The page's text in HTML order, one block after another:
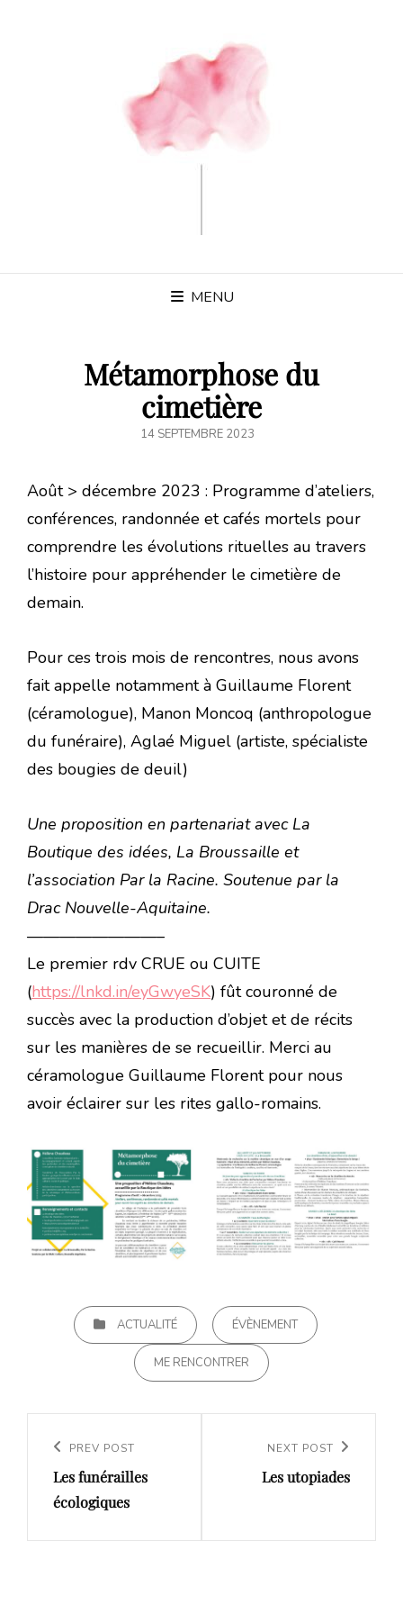
MENU
Métamorphose du
cimetière
POSTED
14 SEPTEMBRE 2023
Août > décembre 2023 : Programme d’ateliers,
conférences, randonnée et cafés mortels pour
comprendre les évolutions rituelles au travers
l’histoire pour appréhender le cimetière de
demain.
Pour ces trois mois de rencontres, nous avons
fait appelle notamment à Guillaume Florent
(céramologue), Manon Moncoq (anthropologue
du funéraire), Aglaé Miguel (artiste, spécialiste
des bougies de deuil)
Une proposition en partenariat avec La
Boutique des idées, La Broussaille et
l’association Par la Racine. Soutenue par la
Drac Nouvelle-Aquitaine.
————————–
Le premier rdv CRUE ou CUITE
(https://lnkd.in/eyGwyeSK) fût couronné de
succès avec la production d’objet et de récits
sur les manières de se recueillir. Merci au
céramologue Guillaume Florent pour nous
avoir éclairer sur les rites gallo-romains.
CATEGORIESACTUALITÉ ÉVÈNEMENT
ME RENCONTRER
l’article
Previous
Post
PREV POST
Les funérailles
écologiques
NEXT POST
Les utopiades